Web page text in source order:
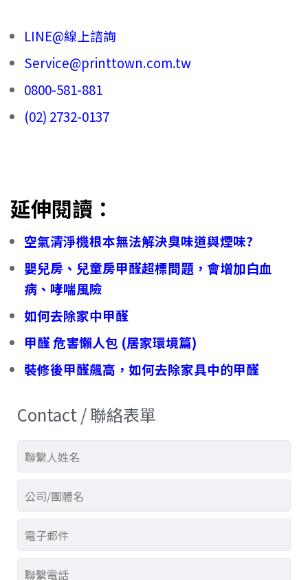
LINE@線上諮詢
Service@printtown.com.tw
0800-581-881
(02) 2732-0137
延伸閱讀：
空氣清淨機根本無法解決臭味道與煙味?
嬰兒房、兒童房甲醛超標問題，會增加白血
病、哮喘風險
如何去除家中甲醛
甲醛 危害懶人包 (居家環境篇)
裝修後甲醛飆高，如何去除家具中的甲醛
Contact / 聯絡表單